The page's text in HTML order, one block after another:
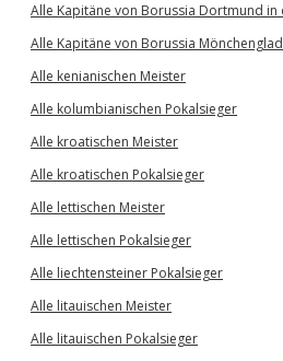
Alle Kapitäne von Borussia Dortmund in
Alle Kapitäne von Borussia
Alle kenianischen Meister
Alle kolumbianischen Pokalsieger
Alle kroatischen Meister
Alle kroatischen Pokalsieger
Alle lettischen Meister
Alle lettischen Pokalsieger
Alle liechtensteiner Pokalsieger
Alle litauischen Meister
Alle litauischen Pokalsieger